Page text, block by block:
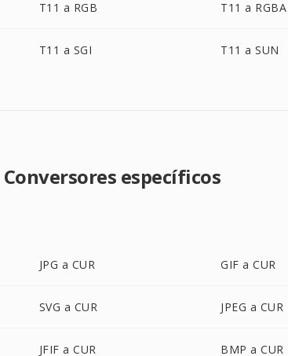
T11 a RGB T11 a RGBA
T11 a SGI T11 a SUN
Conversores específicos
JPG a CUR GIF a CUR
SVG a CUR JPEG a CUR
JFIF a CUR BMP a CUR